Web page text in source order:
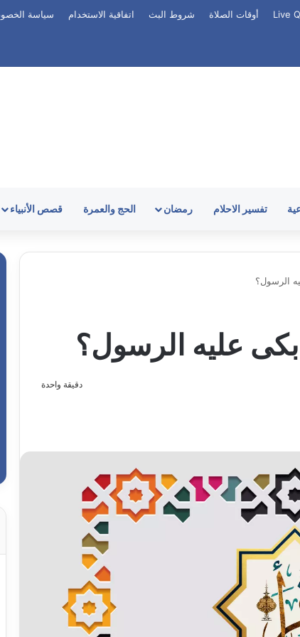
أوقات الصلاة شروط البث اتفاقية الاستخدام سياسة
تفسير الاحلام رمضان الحج والعمرة قصص الأنبياء
الرسول؟
عليه الرسول؟
دقيقة واحدة